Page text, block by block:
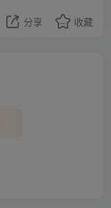
分享 收藏